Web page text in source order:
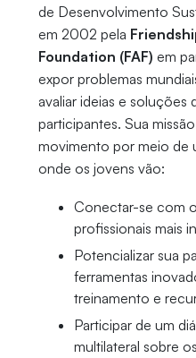
de Desenvolvimento
em 2002 pela
Foundation (FAF) em
expor problemas
avaliar ideias e soluções
participantes. Sua
movimento por meio de
onde os jovens vão:
Conectar-se com
profissionais mais
Potencializar sua
ferramentas
treinamento e
Participar de um
multilateral sobre